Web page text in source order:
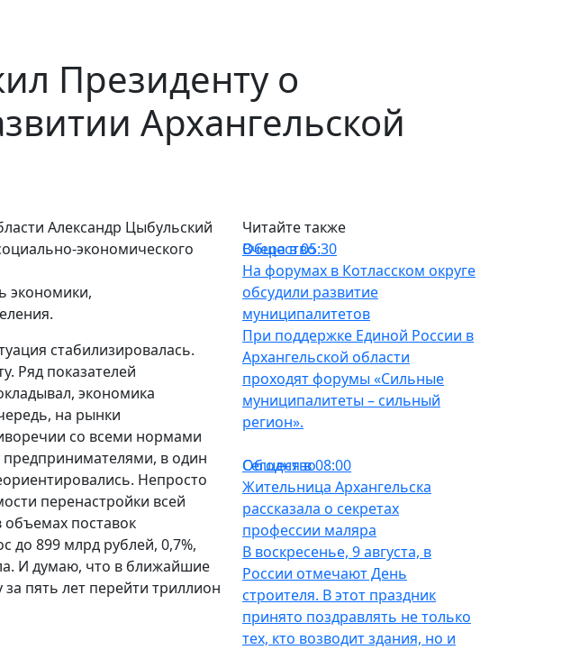
Президенту о
Архангельской
Александр Цыбульский
экономического
экономики,
стабилизировалась.
Ряд показателей
экономика
на рынки
со всеми нормами
в один
Непросто
перенастройки всей
поставок
до 899 млрд рублей, 0,7%,
И думаю, что в ближайшие
пять лет перейти триллион
Читайте также
Общество
Вчера в 05:30
На форумах в Котласском округе
обсудили развитие
муниципалитетов
При поддержке Единой России в
Архангельской области
проходят форумы «Сильные
муниципалитеты – сильный
регион».
Общество
Сегодня в 08:00
Жительница Архангельска
рассказала о секретах
профессии маляра
В воскресенье, 9 августа, в
России отмечают День
строителя. В этот праздник
принято поздравлять не только
тех, кто возводит здания, но и